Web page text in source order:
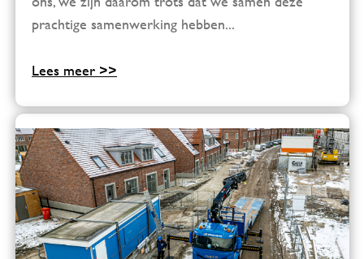
prachtige samenwerking hebben...
Lees meer >>